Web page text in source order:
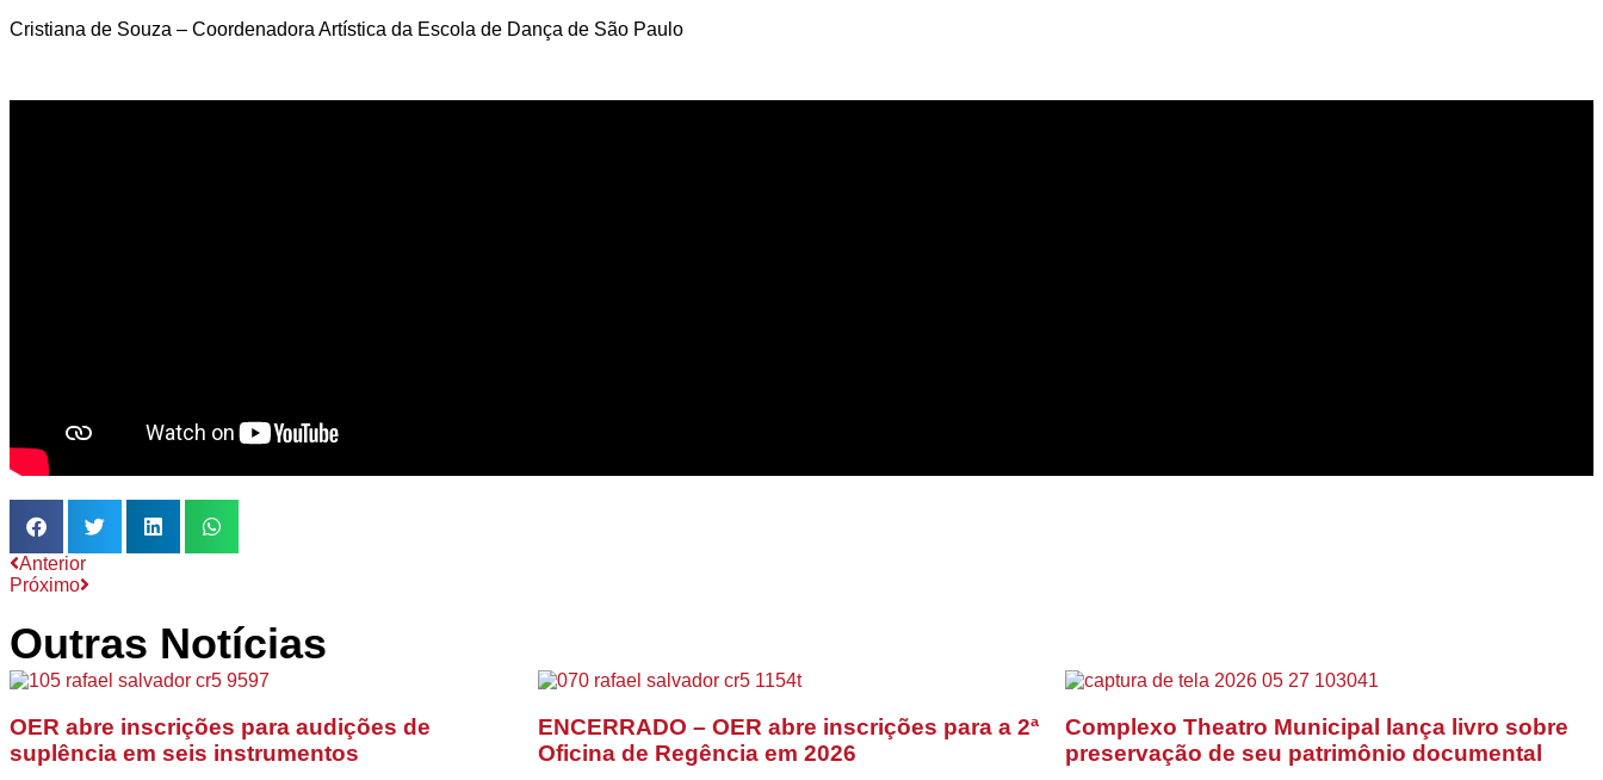
Cristiana de Souza – Coordenadora Artística da Escola de Dança de São Paulo
Anterior
Próximo
Outras Notícias
OER abre inscrições para audições de
suplência em seis instrumentos
ENCERRADO – OER abre inscrições para a 2ª
Oficina de Regência em 2026
Complexo Theatro Municipal lança livro sobre
preservação de seu patrimônio documental